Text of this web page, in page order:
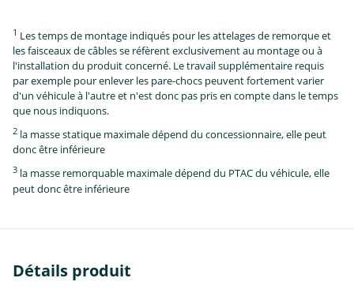
1 Les temps de montage indiqués pour les attelages de remorque et
les faisceaux de câbles se réfèrent exclusivement au montage ou à
l'installation du produit concerné. Le travail supplémentaire requis
par exemple pour enlever les pare-chocs peuvent fortement varier
d'un véhicule à l'autre et n'est donc pas pris en compte dans le temps
que nous indiquons.
2 la masse statique maximale dépend du concessionnaire, elle peut
donc être inférieure
3 la masse remorquable maximale dépend du PTAC du véhicule, elle
peut donc être inférieure
Détails produit